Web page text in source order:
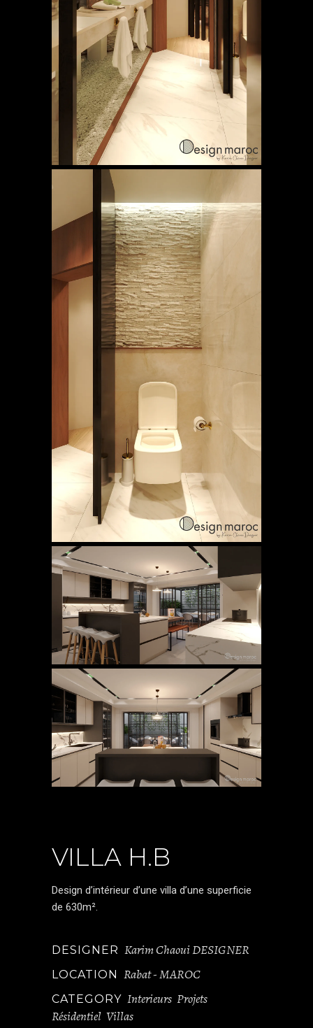
VILLA H.B
Design d’intérieur d’une villa d’une superficie
de 630m².
DESIGNER Karim Chaoui DESIGNER
LOCATION Rabat - MAROC
CATEGORY Interieurs Projets
Résidentiel Villas